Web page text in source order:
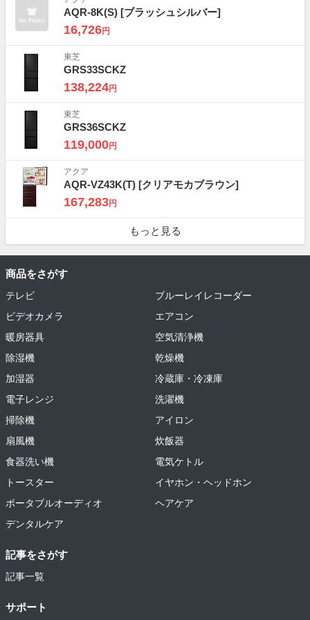
AQR-8K(S) [ブラッシュシルバー]
16,726円
東芝
GRS33SCKZ
138,224円
東芝
GRS36SCKZ
119,000円
アクア
AQR-VZ43K(T) [クリアモカブラウン]
167,283円
もっと見る
商品をさがす
テレビ
ブルーレイレコーダー
ビデオカメラ
エアコン
暖房器具
空気清浄機
除湿機
乾燥機
加湿器
冷蔵庫・冷凍庫
電子レンジ
洗濯機
掃除機
アイロン
扇風機
炊飯器
食器洗い機
電気ケトル
トースター
イヤホン・ヘッドホン
ポータブルオーディオ
ヘアケア
デンタルケア
記事をさがす
記事一覧
サポート